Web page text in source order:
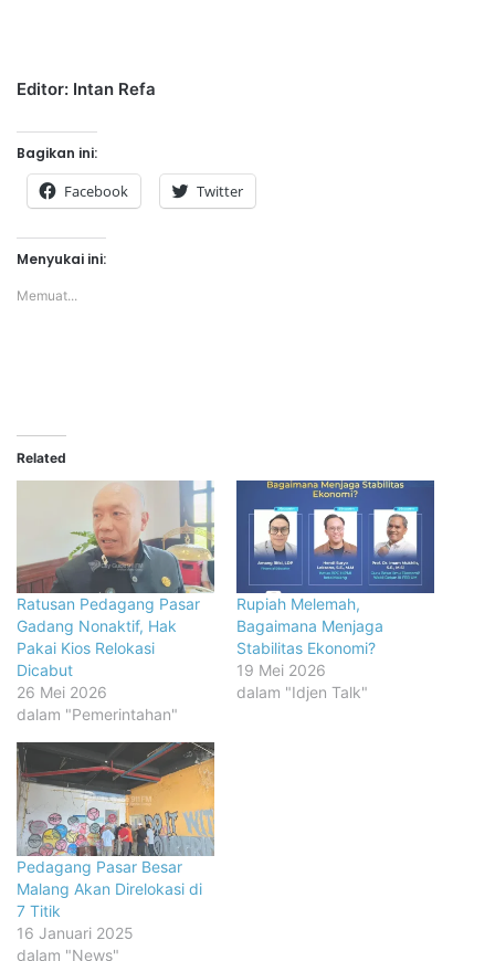
Editor: Intan Refa
Bagikan ini:
Facebook Twitter
Menyukai ini:
Memuat...
Related
Ratusan Pedagang Pasar
Gadang Nonaktif, Hak
Pakai Kios Relokasi
Dicabut
26 Mei 2026
dalam "Pemerintahan"
Rupiah Melemah,
Bagaimana Menjaga
Stabilitas Ekonomi?
19 Mei 2026
dalam "Idjen Talk"
Pedagang Pasar Besar
Malang Akan Direlokasi di
7 Titik
16 Januari 2025
dalam "News"